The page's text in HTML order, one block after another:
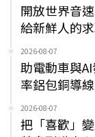
開放世界音
給新鮮人的
2026-08-07
助電動車與
率鋁包銅導線
2026-08-07
把「喜歡」